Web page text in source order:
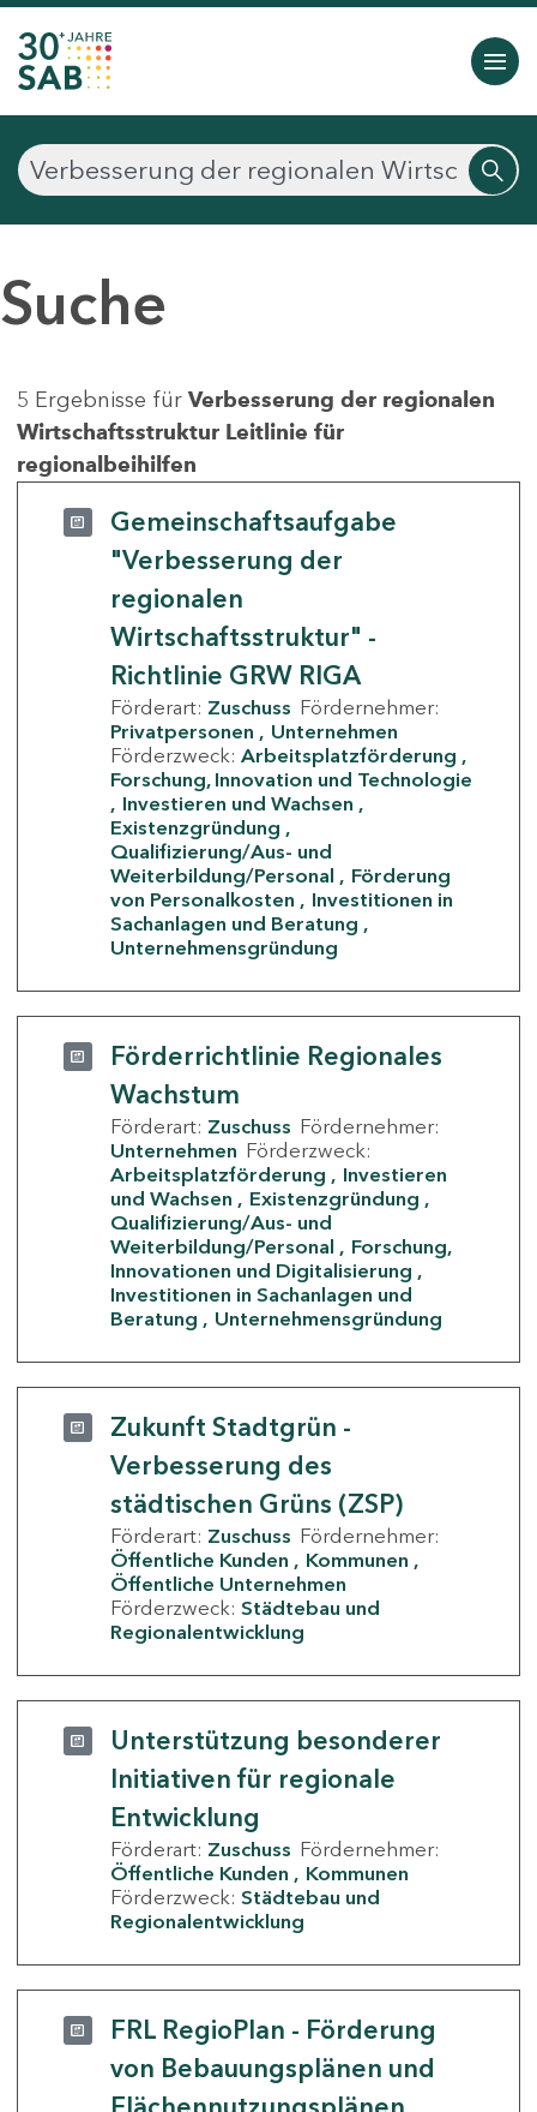
Suche
5 Ergebnisse für Verbesserung der regionalen
Wirtschaftsstruktur Leitlinie für
regionalbeihilfen
Gemeinschaftsaufgabe
"Verbesserung der
regionalen
Wirtschaftsstruktur" -
Richtlinie GRW RIGA
Förderart: Zuschuss Fördernehmer:
Privatpersonen
Unternehmen
Förderzweck: Arbeitsplatzförderung
Forschung, Innovation und Technologie
Investieren und Wachsen
Existenzgründung
Qualifizierung/Aus- und
Weiterbildung/Personal
Förderung
von Personalkosten
Investitionen in
Sachanlagen und Beratung
Unternehmensgründung
Förderrichtlinie Regionales
Wachstum
Förderart: Zuschuss Fördernehmer:
Unternehmen Förderzweck:
Arbeitsplatzförderung
Investieren
und Wachsen
Existenzgründung
Qualifizierung/Aus- und
Weiterbildung/Personal
Forschung,
Innovationen und Digitalisierung
Investitionen in Sachanlagen und
Beratung
Unternehmensgründung
Zukunft Stadtgrün -
Verbesserung des
städtischen Grüns (ZSP)
Förderart: Zuschuss Fördernehmer:
Öffentliche Kunden
Kommunen
Öffentliche Unternehmen
Förderzweck: Städtebau und
Regionalentwicklung
Unterstützung besonderer
Initiativen für regionale
Entwicklung
Förderart: Zuschuss Fördernehmer:
Öffentliche Kunden
Kommunen
Förderzweck: Städtebau und
Regionalentwicklung
FRL RegioPlan - Förderung
von Bebauungsplänen und